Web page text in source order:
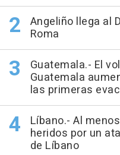
Angeliño llega al
Roma
Guatemala.- El
Guatemala
las primeras
Líbano.- Al
heridos por un
de Líbano